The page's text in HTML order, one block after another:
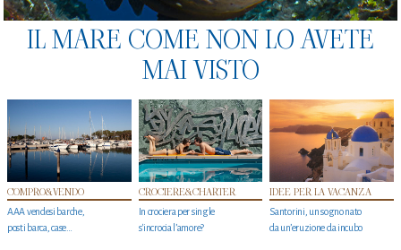
IL MARE COME NON LO AVETE
MAI VISTO
COMPRO&VENDO
AAA vendesi barche,
posti barca, case…
CROCIERE&CHARTER
In crociera per single
s'incrocia l’amore?
IDEE PER LA VACANZA
Santorini, un sogno nato
da un’eruzione da incubo